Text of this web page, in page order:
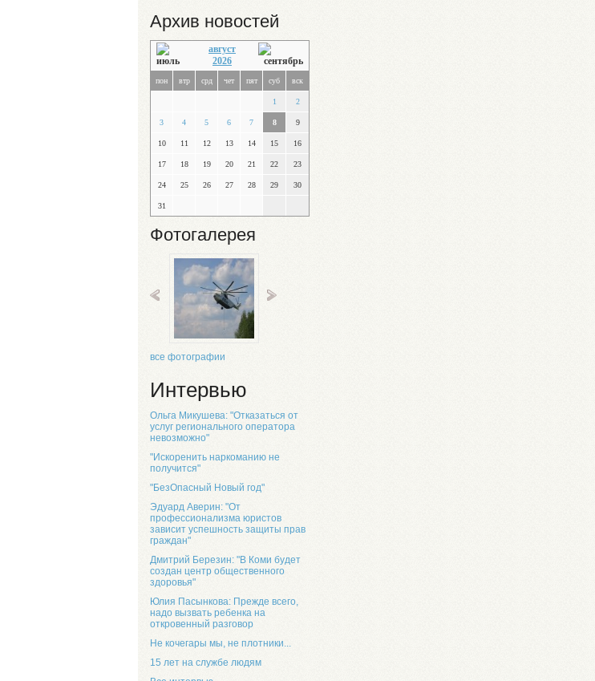
Архив новостей
август
2026
пон втр срд чет пят суб вск
1 2
3 4 5 6 7 8 9
10 11 12 13 14 15 16
17 18 19 20 21 22 23
24 25 26 27 28 29 30
31
Фотогалерея
все фотографии
Интервью
Ольга Микушева: "Отказаться от
услуг регионального оператора
невозможно"
"Искоренить наркоманию не
получится"
"БезОпасный Новый год"
Эдуард Аверин: "От
профессионализма юристов
зависит успешность защиты прав
граждан"
Дмитрий Березин: "В Коми будет
создан центр общественного
здоровья"
Юлия Пасынкова: Прежде всего,
надо вызвать ребенка на
откровенный разговор
Не кочегары мы, не плотники...
15 лет на службе людям